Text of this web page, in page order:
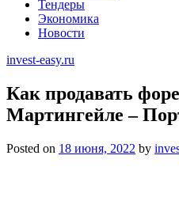
Тендеры
Экономика
Новости
invest-easy.ru
Как продавать
Мартингейле –
Posted on 18 июня, 2022 by